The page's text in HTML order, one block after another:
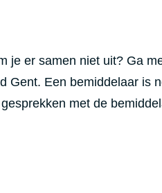
je er samen niet uit? Ga
Gent. Een bemiddelaar is
met de